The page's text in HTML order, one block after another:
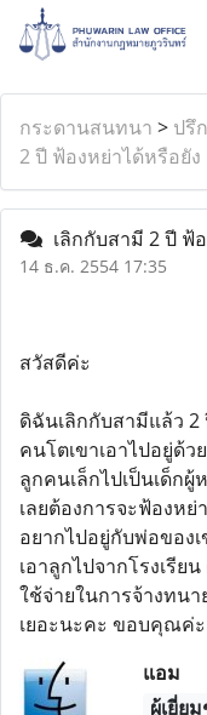
กระดานสนทนา > ปรึ
2 ปี ฟ้องหย่าได้หรือยัง
เลิกกับสามี 2 ปี ฟ้
14 ธ.ค. 2554 17:35
สวัสดีค่ะ
ดิฉันเลิกกับสามีแล้ว
คนโตเขาเอาไปอยู่ด้
ลูกคนเล็กไปเป็นเด็ก
เลยต้องการจะฟ้องห
อยากไปอยู่กับพ่อของ
เอาลูกไปจากโรงเรี
ใช้จ่ายในการจ้างทน
เยอะนะคะ ขอบคุณค่ะ
แอม
ผู้เยี่ย